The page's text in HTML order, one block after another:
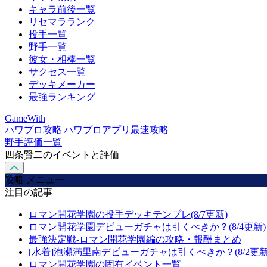
キャラ前後一覧
リセマラランク
投手一覧
野手一覧
彼女・相棒一覧
サクセス一覧
デッキメーカー
最強ランキング
GameWith
パワプロ攻略|パワプロアプリ最速攻略
野手評価一覧
四条賢二のイベントと評価
攻略 メニュー
注目の記事
ロマン開花学園の投手デッキテンプレ(8/7更新)
ロマン開花学園デビューガチャは引くべきか？(8/4更新)
最強決定戦-ロマン開花学園編の攻略・報酬まとめ
[水着]泡瀬満里南デビューガチャは引くべきか？(8/2更
ロマン開花学園の固有イベント一覧